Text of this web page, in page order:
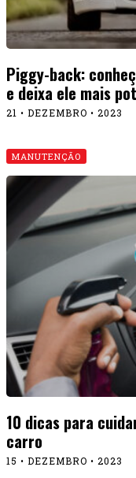
Piggy-back:
e deixa ele mais
21 • DEZEMBRO • 2023
MANUTENÇÃO
10 dicas para
carro
15 • DEZEMBRO • 2023